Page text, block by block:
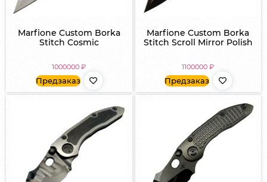
Marfione Custom Borka
Stitch Cosmic
1000000₽
Предзаказ
Marfione Custom Borka
Stitch Scroll Mirror Polish
1100000₽
Предзаказ